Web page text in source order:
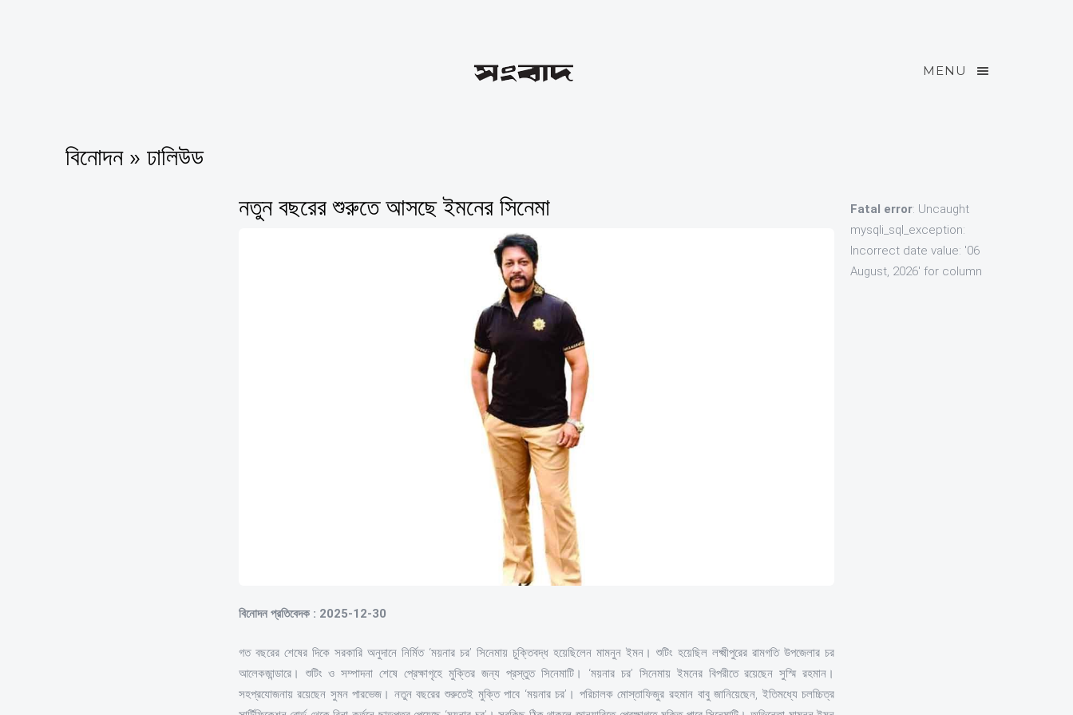
MENU
বিনোদন » ঢালিউড
নতুন বছরের শুরুতে আসছে ইমনের সিনেমা
বিনোদন প্রতিবেদক : 2025-12-30
গত বছরের শেষের দিকে সরকারি অনুদানে নির্মিত ‘ময়নার চর’ সিনেমায় চুক্তিবদ্ধ হয়েছিলেন মামনুন ইমন। শুটিং হয়েছিল লক্ষ্মীপুরের রামগতি উপজেলার চর
আলেকজান্ডারে। শুটিং ও সম্পাদনা শেষে প্রেক্ষাগৃহে মুক্তির জন্য প্রস্তুত সিনেমাটি। ‘ময়নার চর’ সিনেমায় ইমনের বিপরীতে রয়েছেন সুস্মি রহমান।
সহপ্রযোজনায় রয়েছেন সুমন পারভেজ। নতুন বছরের শুরুতেই মুক্তি পাবে ‘ময়নার চর’। পরিচালক মোস্তাফিজুর রহমান বাবু জানিয়েছেন, ইতিমধ্যে চলচ্চিত্র
Fatal error: Uncaught
mysqli_sql_exception:
Incorrect date value: '06
August, 2026' for column